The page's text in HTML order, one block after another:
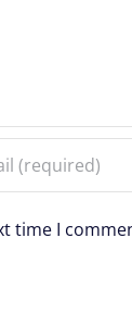
time I